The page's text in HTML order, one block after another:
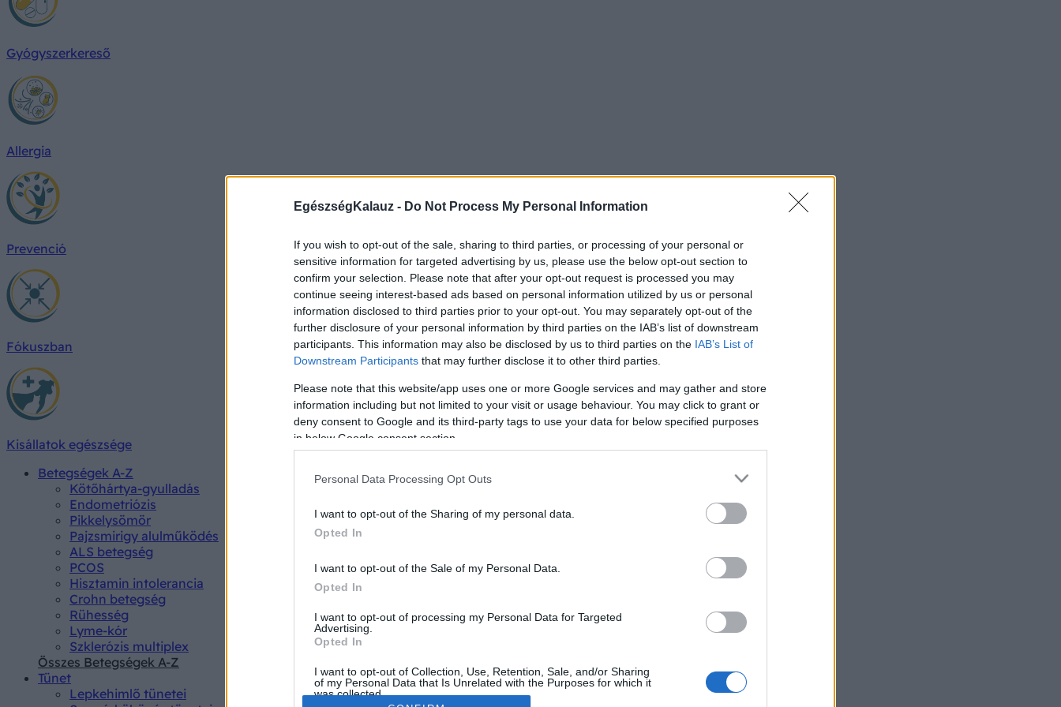
EgészségKalauz - Do Not Process My Personal Information
If you wish to opt-out of the sale, sharing to third parties, or processing of your personal or
sensitive information for targeted advertising by us, please use the below opt-out section to
confirm your selection. Please note that after your opt-out request is processed you may
continue seeing interest-based ads based on personal information utilized by us or personal
information disclosed to third parties prior to your opt-out. You may separately opt-out of the
further disclosure of your personal information by third parties on the IAB’s list of downstream
participants. This information may also be disclosed by us to third parties on the IAB’s List of
Downstream Participants that may further disclose it to other third parties.
Please note that this website/app uses one or more Google services and may gather and store
information including but not limited to your visit or usage behaviour. You may click to grant or
deny consent to Google and its third-party tags to use your data for below specified purposes
in below Google consent section.
Personal Data Processing Opt Outs
I want to opt-out of the Sharing of my personal data.
Opted In
I want to opt-out of the Sale of my Personal Data.
Opted In
I want to opt-out of processing my Personal Data for Targeted
Advertising.
Opted In
I want to opt-out of Collection, Use, Retention, Sale, and/or Sharing
of my Personal Data that Is Unrelated with the Purposes for which it
was collected.
Gyógyszerkereső
Allergia
Prevenció
Fókuszban
Kisállatok egészsége
Betegségek A-Z
Kötőhártya-gyulladás
Endometriózis
Pikkelysömör
Pajzsmirigy alulműködés
ALS betegség
PCOS
Hisztamin intolerancia
Crohn betegség
Rühesség
Lyme-kór
Szklerózis multiplex
Összes Betegségek A-Z
Tünet
Lepkehimlő tünetei